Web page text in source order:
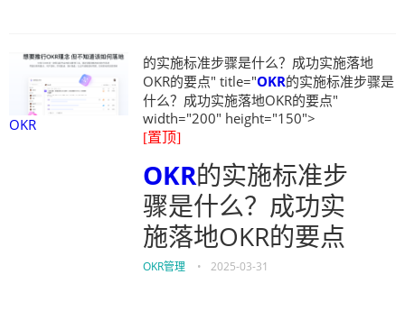
OKR
的实施标准步骤是什么？成功实施落地
OKR的要点" title="OKR的实施标准步骤是
什么？成功实施落地OKR的要点"
width="200" height="150">
[置顶]
OKR的实施标准步
骤是什么？成功实
施落地OKR的要点
OKR管理 • 2025-03-31